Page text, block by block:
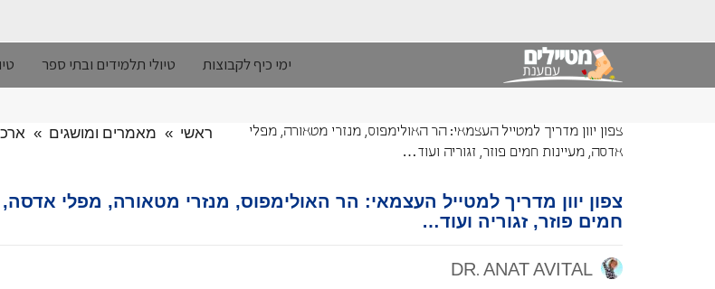
ימי כיף לקבוצות טיולי תלמידים ובתי ספר
צפון יוון מדריך למטייל העצמאי: הר האולימפוס, מנזרי מטאורה, מפלי
אדסה, מעיינות חמים פוזר, זגוריה ועוד…
ראשי » מאמרים ומושגים »
צפון יוון מדריך למטייל העצמאי: הר האולימפוס, מנזרי מטאורה, מפלי אדסה,
חמים פוזר, זגוריה ועוד…